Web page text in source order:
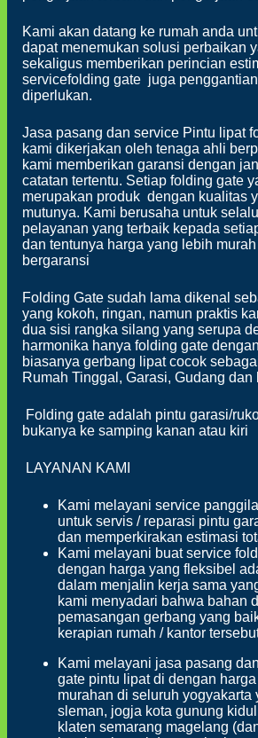
Kami akan datang ke rumah anda
dapat menemukan solusi perbaikan
sekaligus memberikan perincian
servicefolding gate juga
diperlukan.
Jasa pasang dan service Pintu lipat
kami dikerjakan oleh tenaga ahli
kami memberikan garansi dengan
catatan tertentu. Setiap folding gate
merupakan produk dengan kualitas
mutunya. Kami berusaha untuk
pelayanan yang terbaik kepada
dan tentunya harga yang lebih
bergaransi
Folding Gate sudah lama dikenal
yang kokoh, ringan, namun praktis
dua sisi rangka silang yang serupa
harmonika hanya folding gate
biasanya gerbang lipat cocok
Rumah Tinggal, Garasi, Gudang dan
Folding gate adalah pintu garasi/
bukanya ke samping kanan atau kiri
LAYANAN KAMI
Kami melayani service
untuk servis / reparasi pintu
dan memperkirakan estimasi
Kami melayani buat service
dengan harga yang fleksibel
dalam menjalin kerja sama
kami menyadari bahwa bahan
pemasangan gerbang yang
kerapian rumah / kantor
Kami melayani jasa pasang
gate pintu lipat di dengan
murahan di seluruh yogyakarta
sleman, jogja kota gunung
klaten semarang magelang